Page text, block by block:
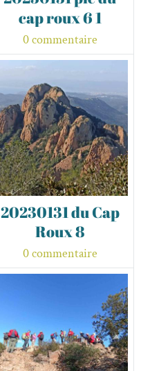
cap roux 6 1
0 commentaire
20230131 du Cap
Roux 8
0 commentaire